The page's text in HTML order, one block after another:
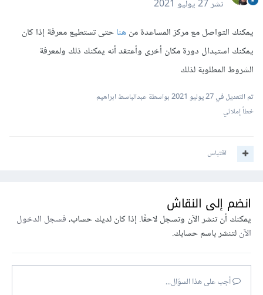
نشر27 يوليو 2021
يمكنك التواصل مع مركز المساعدة منهناحتى تستطيع معرفة إذا كان
يمكنك استبدال دورة مكان أخرى وأعتقد أنه يمكنك ذلك ولمعرفة
الشروط المطلوبة لذلك
تم التعديل في27 يوليو 2021
بواسطة عبدالباسط ابراهيم
خطأ إملائي
اقتباس
انضم إلى النقاش
يمكنك أن تنشر الآن وتسجل لاحقًا. إذا كان لديك حساب،فسجل الدخول
الآنلتنشر باسم حسابك.
أجب على هذا السؤال...